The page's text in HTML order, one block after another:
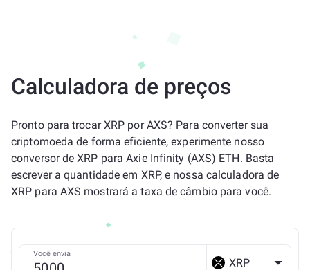
Calculadora de preços
Pronto para trocar XRP por AXS? Para converter sua
criptomoeda de forma eficiente, experimente nosso
conversor de XRP para Axie Infinity (AXS) ETH. Basta
escrever a quantidade em XRP, e nossa calculadora de
XRP para AXS mostrará a taxa de câmbio para você.
Você envia
XRP